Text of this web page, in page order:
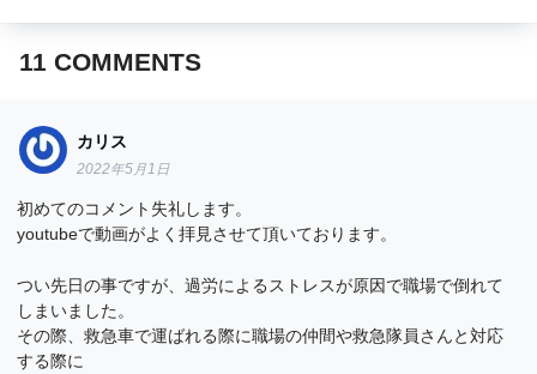
11 COMMENTS
カリス
2022年5月1日
初めてのコメント失礼します。
youtubeで動画がよく拝見させて頂いております。
つい先日の事ですが、過労によるストレスが原因で職場で倒れて
しまいました。
その際、救急車で運ばれる際に職場の仲間や救急隊員さんと対応
する際に